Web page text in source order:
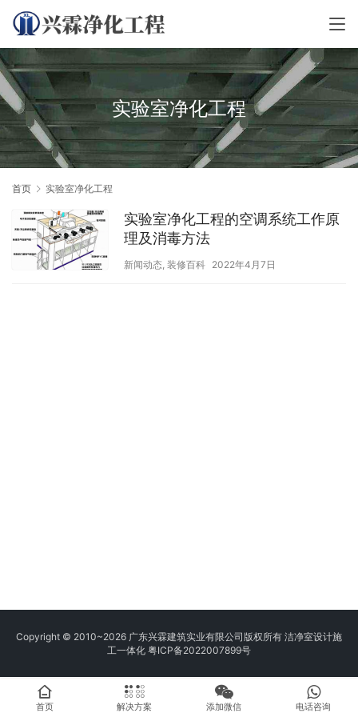
实验室净化工程
首页 实验室净化工程
实验室净化工程的空调系统工作原
理及消毒方法
新闻动态, 装修百科 2022年4月7日
Copyright © 2010~2026 广东兴霖建筑实业有限公司版权所有 洁净室设计施
工一体化 粤ICP备2022007899号
首页 解决方案 添加微信 电话咨询